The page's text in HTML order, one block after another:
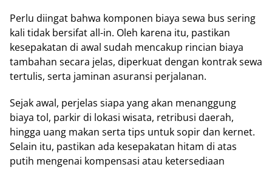
Perlu diingat bahwa komponen biaya sewa bus sering
kali tidak bersifat all-in. Oleh karena itu, pastikan
kesepakatan di awal sudah mencakup rincian biaya
tambahan secara jelas, diperkuat dengan kontrak sewa
tertulis, serta jaminan asuransi perjalanan.
Sejak awal, perjelas siapa yang akan menanggung
biaya tol, parkir di lokasi wisata, retribusi daerah,
hingga uang makan serta tips untuk sopir dan kernet.
Selain itu, pastikan ada kesepakatan hitam di atas
putih mengenai kompensasi atau ketersediaan